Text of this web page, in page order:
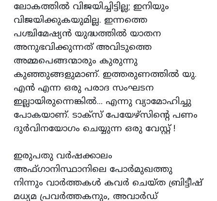
ലോകത്തില്‍ വിജയിച്ചിട്ടില്ല; ഇനിയും
വിജയിക്കുകയുമില്ല. ഇന്നത്തെ
പശ്ചിമേഷ്യന്‍ യുദ്ധത്തില്‍ യാതന
അനുഭവിക്കുന്നത് അവിടുത്തെ
അമ്മപെങ്ങന്മാരും കുരുന്നു
കുഞ്ഞുങ്ങളുമാണ്. ഇത്തരുണത്തില്‍ യു.
എന്‍ എന്ന ഒരു പരാദ സംഘടന
ഇല്ലായിരുന്നെങ്കില്‍... എന്നു വ്യാമോഹിച്ചു
പോകയാണ്. ടാക്‌സ് പേയേഴ്‌സിന്റെ പണം
ദുര്‍വിനയോഗം ചെയ്യുന്ന ഒരു വേസ്റ്റ് !
ഇരുപതു വര്‍ഷക്കാലം
അഫ്ഗാനിസ്ഥാനിലെ പോര്‍മുഖത്തു
നിന്നും വാര്‍ത്തകള്‍ കവര്‍ ചെയ്ത ബ്രിട്ടീഷ്
മധ്യമ പ്രവര്‍ത്തകനും, അവാര്‍ഡ്